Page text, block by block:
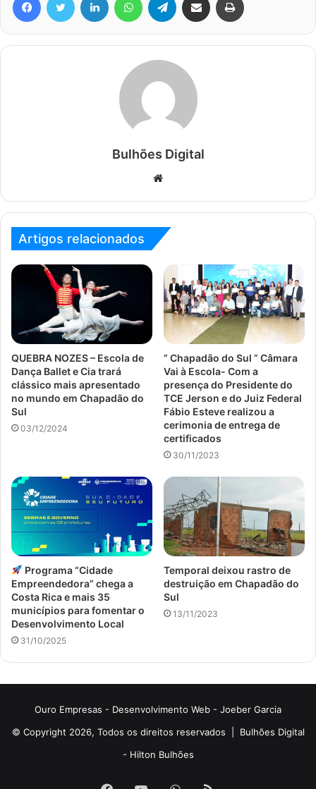
Bulhões Digital
Website
Artigos relacionados
QUEBRA NOZES – Escola de
Dança Ballet e Cia trará
clássico mais apresentado
no mundo em Chapadão do
Sul
03/12/2024
” Chapadão do Sul ” Câmara
Vai à Escola- Com a
presença do Presidente do
TCE Jerson e do Juiz Federal
Fábio Esteve realizou a
cerimonia de entrega de
certificados
30/11/2023
Programa “Cidade
Empreendedora” chega a
Costa Rica e mais 35
municípios para fomentar o
Desenvolvimento Local
31/10/2025
Temporal deixou rastro de
destruição em Chapadão do
Sul
13/11/2023
Ouro Empresas - Desenvolvimento Web - Joeber Garcia
© Copyright 2026, Todos os direitos reservados | Bulhões Digital
- Hilton Bulhões